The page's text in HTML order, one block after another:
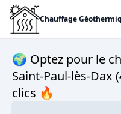
Chauffage
🌍 Optez pour le
Saint-Paul-lès-Dax
clics 🔥